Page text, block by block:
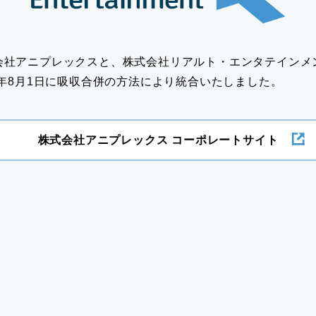
社アニプレックスと、株式会社リアルト・エンタテインメ
8月1日に吸収合併の方法により統合いたしました。
株式会社アニプレックス コーポレートサイト